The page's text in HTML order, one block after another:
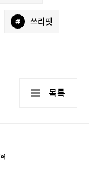
# 쓰리핏
목록